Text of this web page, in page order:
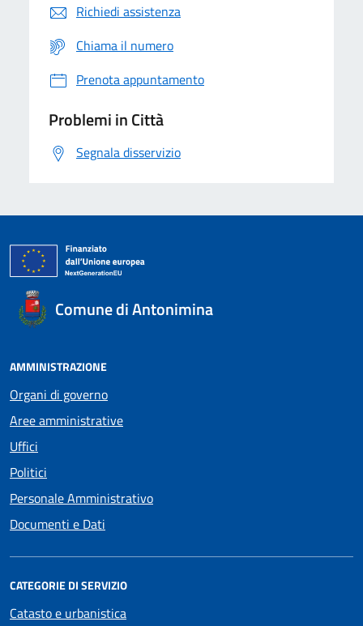
Richiedi assistenza
Chiama il numero
Prenota appuntamento
Problemi in Città
Segnala disservizio
Comune di Antonimina
AMMINISTRAZIONE
Organi di governo
Aree amministrative
Uffici
Politici
Personale Amministrativo
Documenti e Dati
CATEGORIE DI SERVIZIO
Catasto e urbanistica